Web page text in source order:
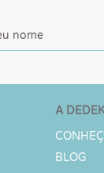
A
BLOG